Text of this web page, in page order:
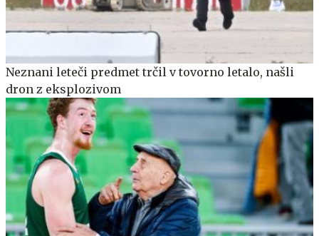
Neznani leteči predmet trčil v tovorno letalo, našli
dron z eksplozivom